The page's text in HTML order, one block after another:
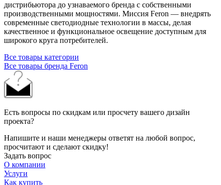
дистрибьютора до узнаваемого бренда с собственными
производственными мощностями. Миссия Feron — внедрять
современные светодиодные технологии в массы, делая
качественное и функциональное освещение доступным для
широкого круга потребителей.
Все товары категории
Все товары бренда Feron
Есть вопросы по скидкам или просчету вашего дизайн
проекта?
Напишите и наши менеджеры ответят на любой вопрос,
просчитают и сделают скидку!
Задать вопрос
О компании
Услуги
Как купить